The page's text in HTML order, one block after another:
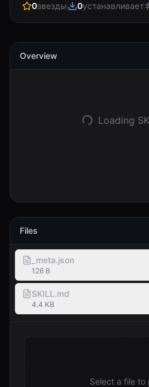
Документация
Начать
0звезды 0устанавливает
Overview
Loading
Files
_meta.json
126 B
SKILL.md
4.4 KB
Select a file to